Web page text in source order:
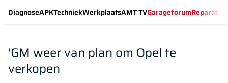
DiagnoseAPKTechniekWerkplaatsAMT TVGarageforum
'GM weer van plan om Opel te
verkopen